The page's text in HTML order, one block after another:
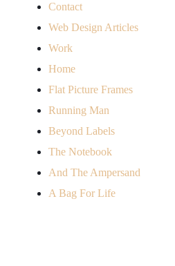
Contact
Web Design Articles
Work
Home
Flat Picture Frames
Running Man
Beyond Labels
The Notebook
And The Ampersand
A Bag For Life